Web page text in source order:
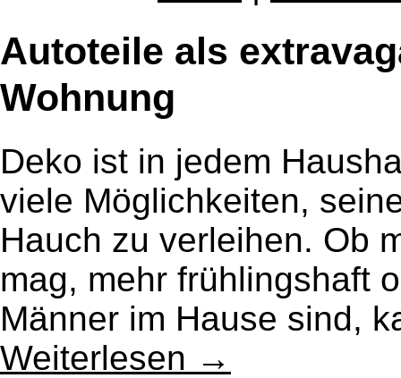
Autoteile als
Wohnung
Deko ist in jedem
viele Möglichkeiten,
Hauch zu verleihen. Ob
mag, mehr frühlingshaft
Männer im Hause sind,
Weiterlesen →